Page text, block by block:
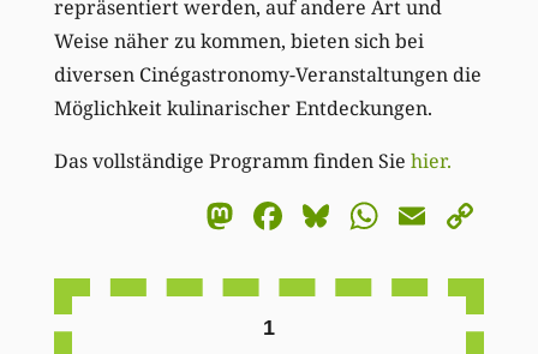
repräsentiert werden, auf andere Art und
Weise näher zu kommen, bieten sich bei
diversen Cinégastronomy-Veranstaltungen die
Möglichkeit kulinarischer Entdeckungen.
Das vollständige Programm finden Sie hier.
Mastodon
Facebook
BlueskyEmail
1